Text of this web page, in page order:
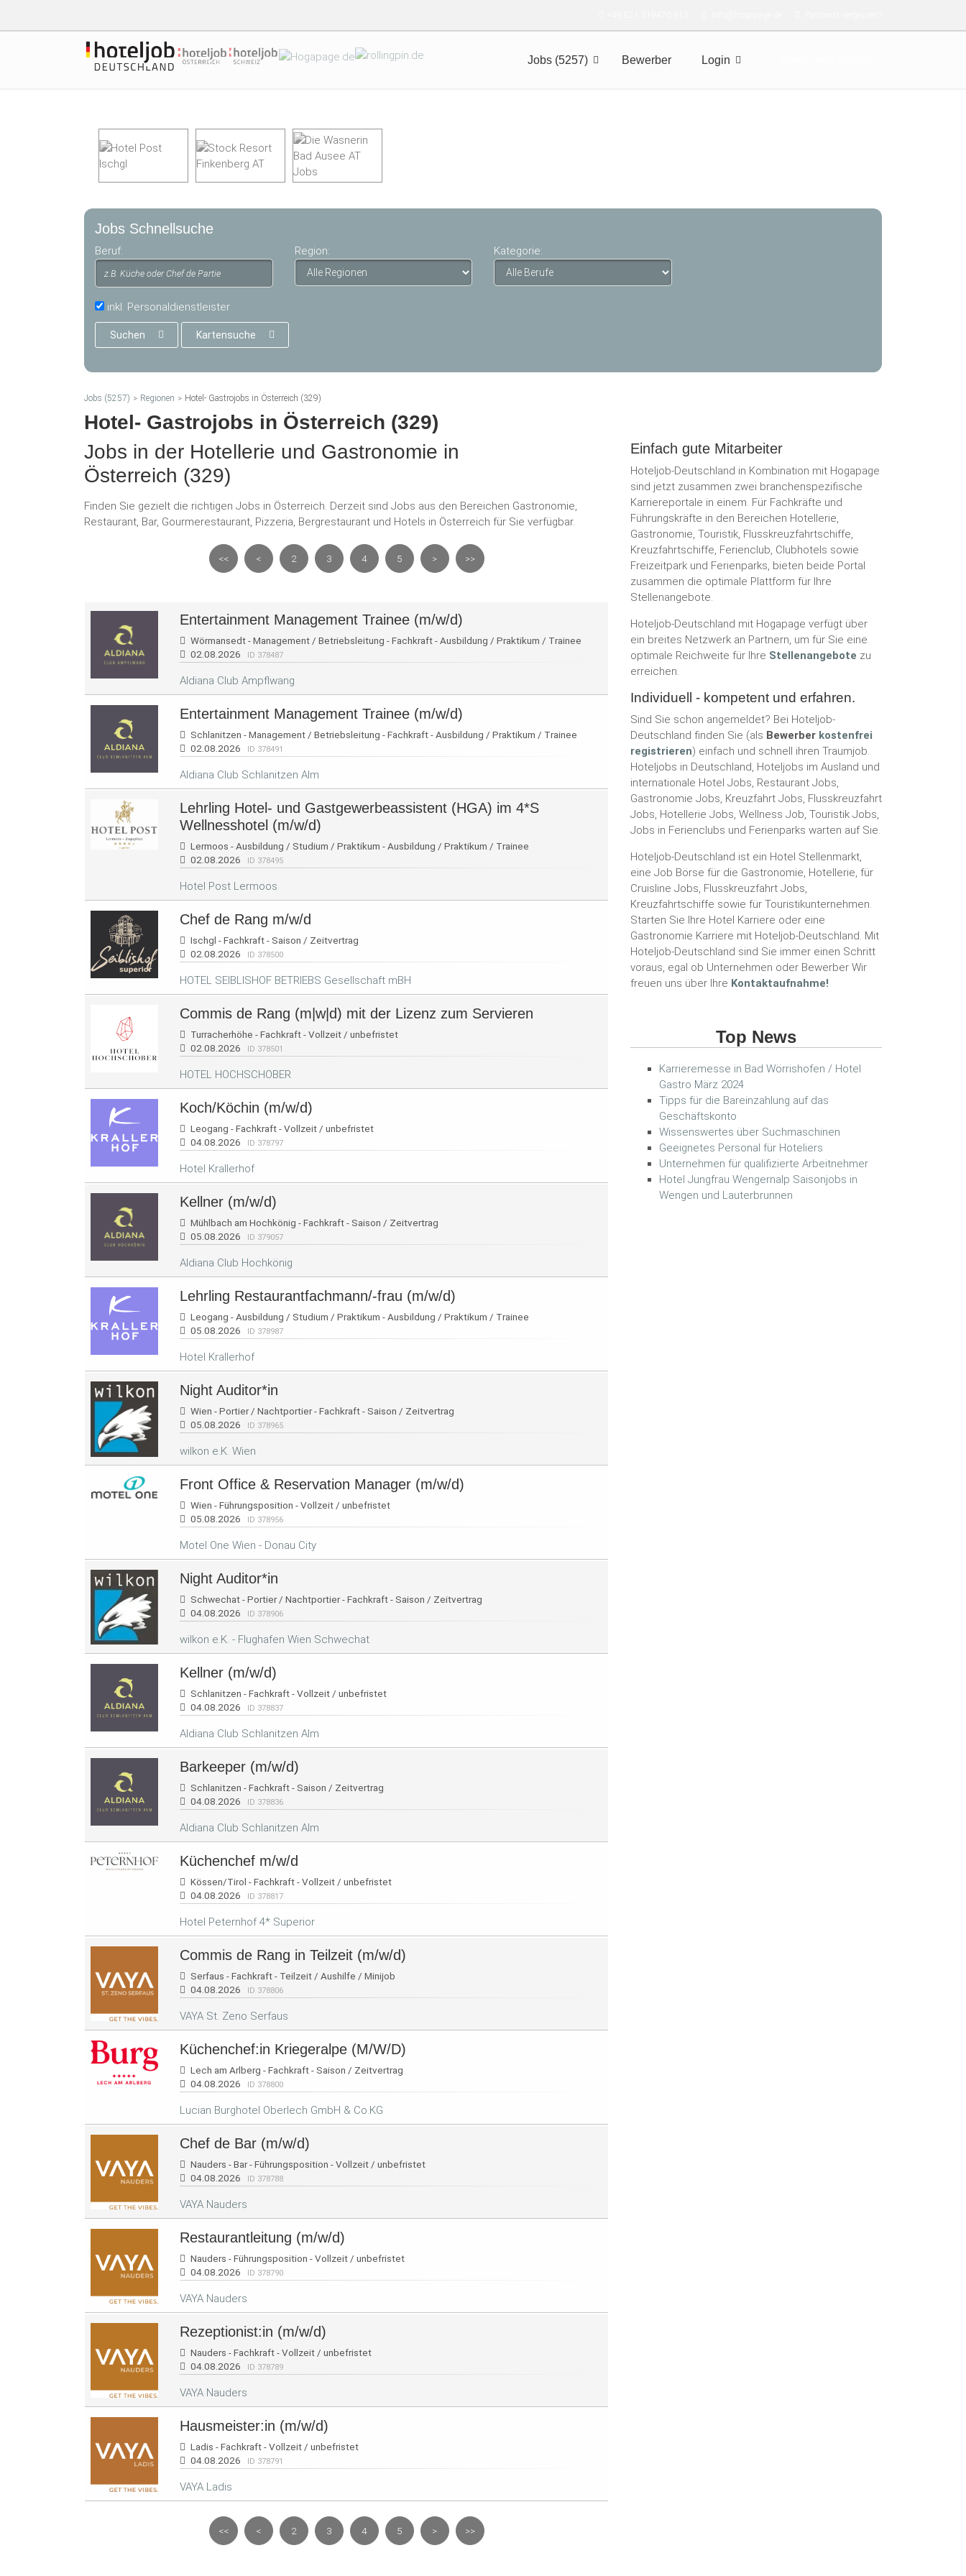
Jobs (5257) Bewerber Login
Jobs Schnellsuche
Beruf: Region: Kategorie:
inkl. Personaldienstleister
Suchen Kartensuche
Jobs (5257) Regionen Hotel- Gastrojobs in Österreich (329)
Hotel- Gastrojobs in Österreich (329)
Jobs in der Hotellerie und Gastronomie in
Österreich (329)
Finden Sie gezielt die richtigen Jobs in Österreich. Derzeit sind Jobs aus den Bereichen Gastronomie,
Restaurant, Bar, Gourmerestaurant, Pizzeria, Bergrestaurant und Hotels in Österreich für Sie verfügbar.
<< < 2 3 4 5 > >>
Entertainment Management Trainee (m/w/d)
Wörmansedt - Management / Betriebsleitung - Fachkraft - Ausbildung / Praktikum / Trainee
02.08.2026
ID 378487
Aldiana Club Ampflwang
Entertainment Management Trainee (m/w/d)
Schlanitzen - Management / Betriebsleitung - Fachkraft - Ausbildung / Praktikum / Trainee
02.08.2026
ID 378491
Aldiana Club Schlanitzen Alm
Lehrling Hotel- und Gastgewerbeassistent (HGA) im 4*S
Wellnesshotel (m/w/d)
Lermoos - Ausbildung / Studium / Praktikum - Ausbildung / Praktikum / Trainee
02.08.2026
ID 378495
Hotel Post Lermoos
Chef de Rang m/w/d
Ischgl - Fachkraft - Saison / Zeitvertrag
02.08.2026
ID 378500
HOTEL SEIBLISHOF BETRIEBS Gesellschaft mBH
Commis de Rang (m|w|d) mit der Lizenz zum Servieren
Turracherhöhe - Fachkraft - Vollzeit / unbefristet
02.08.2026
ID 378501
HOTEL HOCHSCHOBER
Koch/Köchin (m/w/d)
Leogang - Fachkraft - Vollzeit / unbefristet
04.08.2026
ID 378797
Hotel Krallerhof
Kellner (m/w/d)
Mühlbach am Hochkönig - Fachkraft - Saison / Zeitvertrag
05.08.2026
ID 379057
Aldiana Club Hochkönig
Lehrling Restaurantfachmann/-frau (m/w/d)
Leogang - Ausbildung / Studium / Praktikum - Ausbildung / Praktikum / Trainee
05.08.2026
ID 378987
Hotel Krallerhof
Night Auditor*in
Wien - Portier / Nachtportier - Fachkraft - Saison / Zeitvertrag
05.08.2026
ID 378965
wilkon e.K. Wien
Front Office & Reservation Manager (m/w/d)
Wien - Führungsposition - Vollzeit / unbefristet
05.08.2026
ID 378956
Motel One Wien - Donau City
Night Auditor*in
Schwechat - Portier / Nachtportier - Fachkraft - Saison / Zeitvertrag
04.08.2026
ID 378906
wilkon e.K. - Flughafen Wien Schwechat
Kellner (m/w/d)
Schlanitzen - Fachkraft - Vollzeit / unbefristet
04.08.2026
ID 378837
Aldiana Club Schlanitzen Alm
Barkeeper (m/w/d)
Schlanitzen - Fachkraft - Saison / Zeitvertrag
04.08.2026
ID 378836
Aldiana Club Schlanitzen Alm
Küchenchef m/w/d
Kössen/Tirol - Fachkraft - Vollzeit / unbefristet
04.08.2026
ID 378817
Hotel Peternhof 4* Superior
Commis de Rang in Teilzeit (m/w/d)
Serfaus - Fachkraft - Teilzeit / Aushilfe / Minijob
04.08.2026
ID 378806
VAYA St. Zeno Serfaus
Küchenchef:in Kriegeralpe (M/W/D)
Lech am Arlberg - Fachkraft - Saison / Zeitvertrag
04.08.2026
ID 378800
Lucian Burghotel Oberlech GmbH & Co.KG
Chef de Bar (m/w/d)
Nauders - Bar - Führungsposition - Vollzeit / unbefristet
04.08.2026
ID 378788
VAYA Nauders
Restaurantleitung (m/w/d)
Nauders - Führungsposition - Vollzeit / unbefristet
04.08.2026
ID 378790
VAYA Nauders
Rezeptionist:in (m/w/d)
Nauders - Fachkraft - Vollzeit / unbefristet
04.08.2026
ID 378789
VAYA Nauders
Hausmeister:in (m/w/d)
Ladis - Fachkraft - Vollzeit / unbefristet
04.08.2026
ID 378791
VAYA Ladis
<< < 2 3 4 5 > >>
Einfach gute Mitarbeiter
Hoteljob-Deutschland in Kombination mit Hogapage
sind jetzt zusammen zwei branchenspezifische
Karriereportale in einem. Für Fachkräfte und
Führungskräfte in den Bereichen Hotellerie,
Gastronomie, Touristik, Flusskreuzfahrtschiffe,
Kreuzfahrtschiffe, Ferienclub, Clubhotels sowie
Freizeitpark und Ferienparks, bieten beide Portal
zusammen die optimale Plattform für Ihre
Stellenangebote.
Hoteljob-Deutschland mit Hogapage verfügt über
ein breites Netzwerk an Partnern, um für Sie eine
optimale Reichweite für Ihre Stellenangebote zu
erreichen.
Individuell - kompetent und erfahren.
Sind Sie schon angemeldet? Bei Hoteljob-
Deutschland finden Sie (als Bewerber kostenfrei
registrieren) einfach und schnell ihren Traumjob.
Hoteljobs in Deutschland, Hoteljobs im Ausland und
internationale Hotel Jobs, Restaurant Jobs,
Gastronomie Jobs, Kreuzfahrt Jobs, Flusskreuzfahrt
Jobs, Hotellerie Jobs, Wellness Job, Touristik Jobs,
Jobs in Ferienclubs und Ferienparks warten auf Sie.
Hoteljob-Deutschland ist ein Hotel Stellenmarkt,
eine Job Börse für die Gastronomie, Hotellerie, für
Cruisline Jobs, Flusskreuzfahrt Jobs,
Kreuzfahrtschiffe sowie für Touristikunternehmen.
Starten Sie Ihre Hotel Karriere oder eine
Gastronomie Karriere mit Hoteljob-Deutschland. Mit
Hoteljob-Deutschland sind Sie immer einen Schritt
voraus, egal ob Unternehmen oder Bewerber Wir
freuen uns über Ihre Kontaktaufnahme!
Top News
Karrieremesse in Bad Wörrishofen / Hotel
Gastro März 2024
Tipps für die Bareinzahlung auf das
Geschäftskonto
Wissenswertes über Suchmaschinen
Geeignetes Personal für Hoteliers
Unternehmen für qualifizierte Arbeitnehmer
Hotel Jungfrau Wengernalp Saisonjobs in
Wengen und Lauterbrunnen